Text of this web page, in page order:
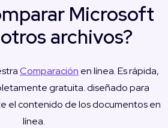
Microsoft
archivos?
Comparación en línea. Es rápida,
gratuita. diseñado para
el contenido de los documentos en
línea.